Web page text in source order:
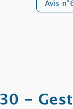
Avis
-